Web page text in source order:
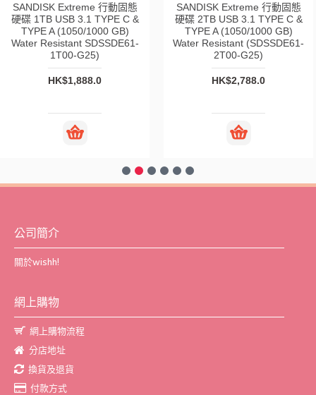
SANDISK Extreme 行動固態
硬碟 1TB USB 3.1 TYPE C &
TYPE A (1050/1000 GB)
Water Resistant SDSSDE61-
1T00-G25)
HK$1,888.0
SANDISK Extreme 行動固態
硬碟 2TB USB 3.1 TYPE C &
TYPE A (1050/1000 GB)
Water Resistant (SDSSDE61-
2T00-G25)
HK$2,788.0
公司簡介
關於wishh!
網上購物
網上購物流程
分店地址
換貨及退貨
付款方式